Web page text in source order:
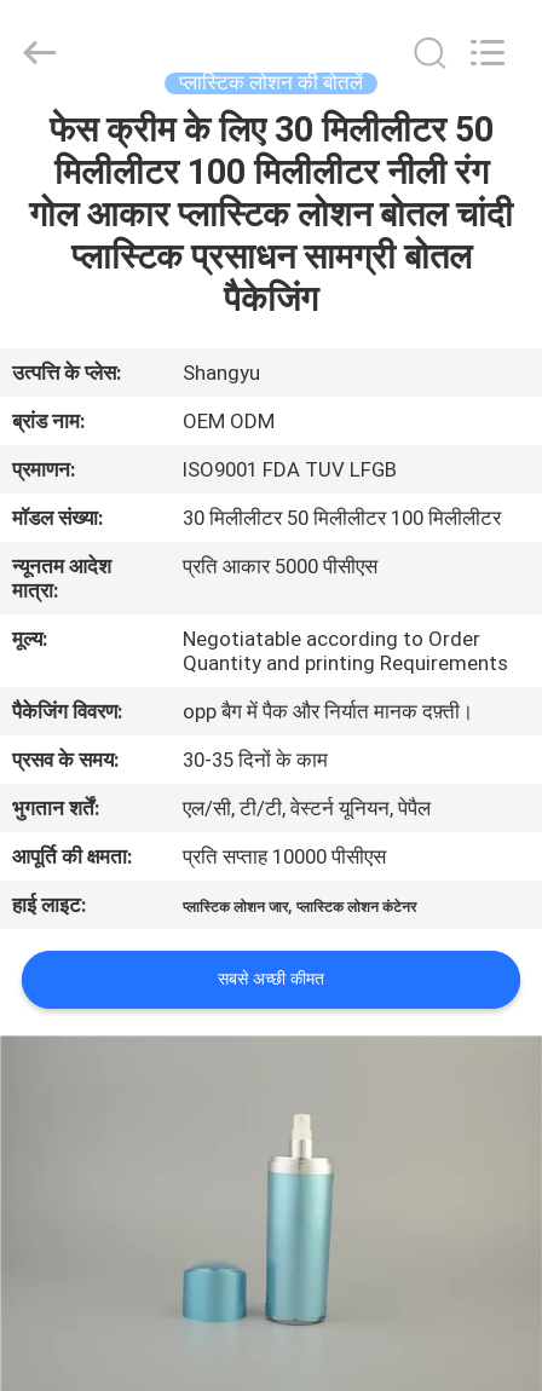
उत्पादों
में
भ्रमण
गुणवत्ता
नियंत्रण
संपर्क
करें
एक
उद्धरण
की
करे
Haojin
Plastic
Reserved.
प्लास्टिक लोशन की बोतलें
फेस क्रीम के लिए 30 मिलीलीटर 50
मिलीलीटर 100 मिलीलीटर नीली रंग
गोल आकार प्लास्टिक लोशन बोतल चांदी
प्लास्टिक प्रसाधन सामग्री बोतल
पैकेजिंग
उत्पत्ति के प्लेस:
Shangyu
ब्रांड नाम:
OEM ODM
प्रमाणन:
ISO9001 FDA TUV LFGB
मॉडल संख्या:
30 मिलीलीटर 50 मिलीलीटर 100 मिलीलीटर
न्यूनतम आदेश
मात्रा:
प्रति आकार 5000 पीसीएस
मूल्य:
Negotiatable according to Order
Quantity and printing Requirements
पैकेजिंग विवरण:
opp बैग में पैक और निर्यात मानक दफ़्ती।
प्रसव के समय:
30-35 दिनों के काम
भुगतान शर्तें:
एल/सी, टी/टी, वेस्टर्न यूनियन, पेपैल
आपूर्ति की क्षमता:
प्रति सप्ताह 10000 पीसीएस
हाई लाइट:
प्लास्टिक लोशन जार,प्लास्टिक लोशन कंटेनर
सबसे अच्छी कीमत